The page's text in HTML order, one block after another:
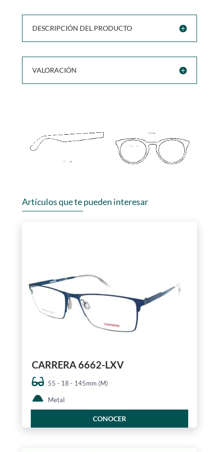
DESCRIPCIÓN DEL PRODUCTO
VALORACIÓN
Artículos que te pueden interesar
CARRERA 6662-LXV
55 - 18 - 145mm (M)
Metal
CONOCER